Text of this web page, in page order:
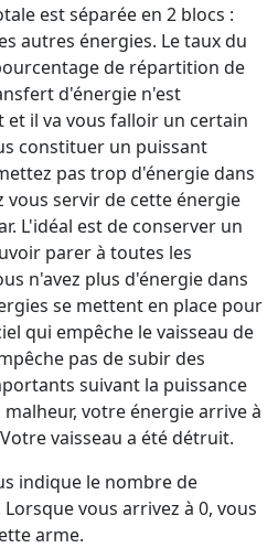
est séparée en 2 blocs :
autres énergies. Le taux du
de répartition de
d'énergie n'est
il va vous falloir un certain
constituer un puissant
pas trop d'énergie dans
vous servir de cette énergie
L'idéal est de conserver un
parer à toutes les
n'avez plus d'énergie dans
se mettent en place pour
qui empêche le vaisseau de
pas de subir des
suivant la puissance
votre énergie arrive à
vaisseau a été détruit.
indique le nombre de
vous arrivez à 0, vous
arme.